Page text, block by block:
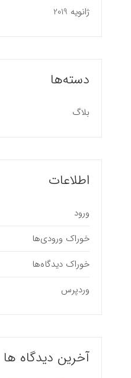
ژانویه 2019
دسته‌ها
بلاگ
اطلاعات
ورود
خوراک ورودی‌ها
خوراک دیدگاه‌ها
وردپرس
آخرین دیدگاه ها